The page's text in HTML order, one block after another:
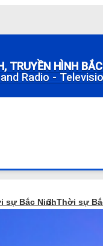
TRUYỀN HÌNH
Radio -
sự Bắc NinhThời sự